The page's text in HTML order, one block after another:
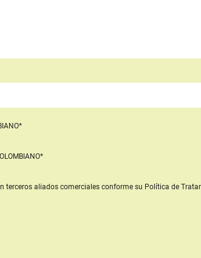
terceros aliados comercialesconforme su Política de